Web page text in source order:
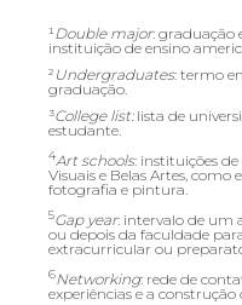
¹Double major: graduação
instituição de ensino
² Undergraduates: termo
graduação.
³College list: lista de
estudante.
4Art schools: instituições
Visuais e Belas Artes, como
fotografia e pintura.
5Gap year: intervalo de um
ou depois da faculdade
extracurricular ou
6Networking: rede de
experiências e a